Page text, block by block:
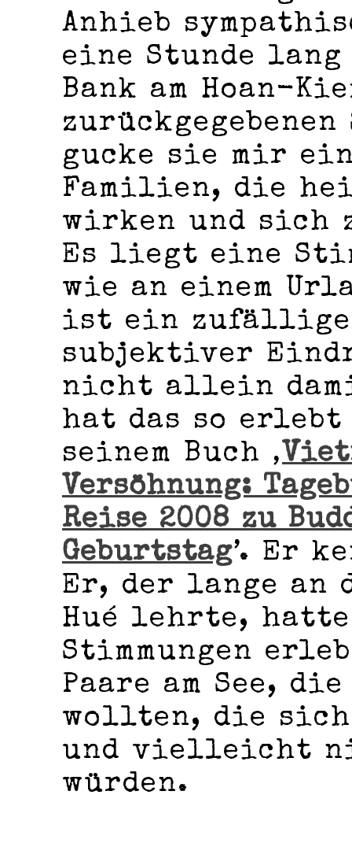
Anhieb
eine Stunde
Bank am Hoan-
gucke sie mir
Familien, die
wirken und sich
Es liegt eine
wie an einem
ist ein
subjektiver
nicht allein
hat das so
seinem Buch ‚
Versöhnung:
Reise 2008 zu
Geburtstag’. Er
Er, der lange
Hué lehrte, hatte
Stimmungen
Paare am See,
wollten, die sich
und vielleicht
würden.